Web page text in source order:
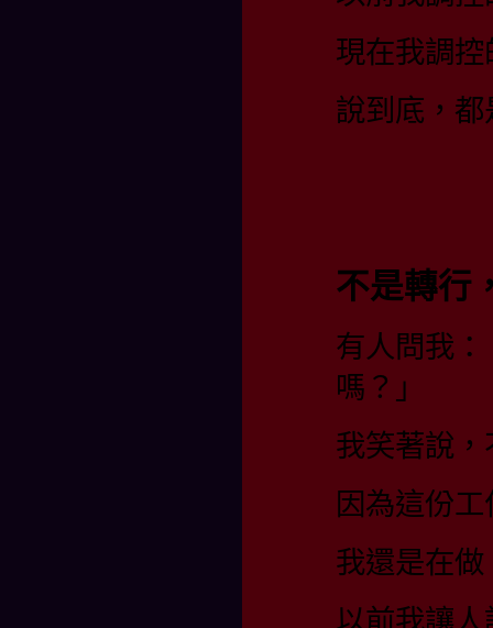
現在我調
說到底，
不是轉行
有人問我
嗎？」
我笑著說，
因為這份
我還是在
以前我讓